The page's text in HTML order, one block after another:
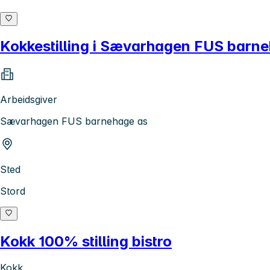
Kokkestilling i Sævarhagen FUS
Arbeidsgiver
Sævarhagen FUS barnehage as
Sted
Stord
Kokk 100% stilling bistro